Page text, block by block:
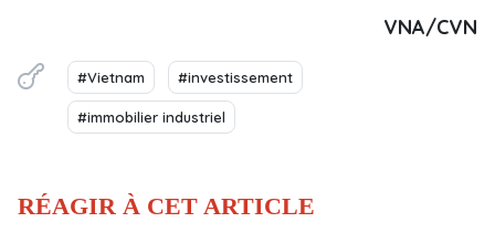
VNA/CVN
#Vietnam #investissement
#immobilier industriel